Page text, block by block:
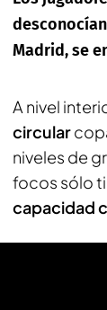
Madrid, se
A nivel
circular
niveles de
focos sólo
capacidad